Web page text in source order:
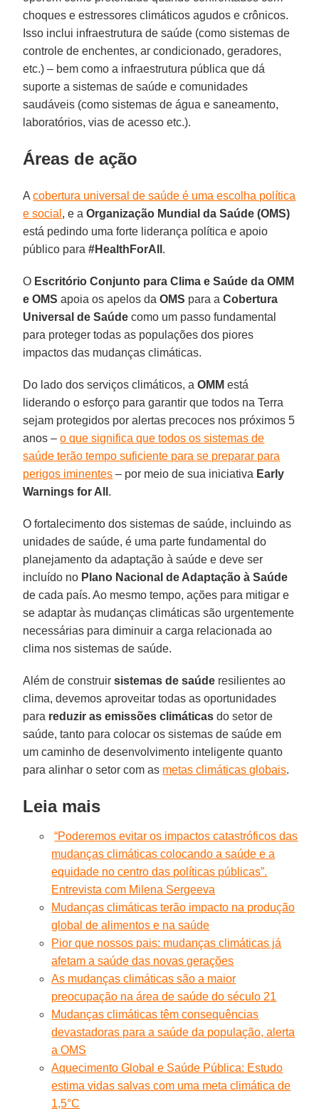
choques e estressores climáticos agudos e crônicos.
Isso inclui infraestrutura de saúde (como sistemas de
controle de enchentes, ar condicionado, geradores,
etc.) – bem como a infraestrutura pública que dá
suporte a sistemas de saúde e comunidades
saudáveis ​​(como sistemas de água e saneamento,
laboratórios, vias de acesso etc.).
Áreas de ação
Acobertura universal de saúde é uma escolha política
e social , e aOrganização Mundial da Saúde (OMS)
está pedindo uma forte liderança política e apoio
público para#HealthForAll .
O Escritório Conjunto para Clima e Saúde da OMM
e OMS apoia os apelos daOMS para aCobertura
Universal de Saúde como um passo fundamental
para proteger todas as populações dos piores
impactos das mudanças climáticas.
Do lado dos serviços climáticos, aOMM está
liderando o esforço para garantir que todos na Terra
sejam protegidos por alertas precoces nos próximos 5
anos –o que significa que todos os sistemas de
saúde terão tempo suficiente para se preparar para
perigos iminentes – por meio de sua iniciativa Early
Warnings for All .
O fortalecimento dos sistemas de saúde, incluindo as
unidades de saúde, é uma parte fundamental do
planejamento da adaptação à saúde e deve ser
incluído no Plano Nacional de Adaptação à Saúde
de cada país. Ao mesmo tempo, ações para mitigar e
se adaptar às mudanças climáticas são urgentemente
necessárias para diminuir a carga relacionada ao
clima nos sistemas de saúde.
Além de construirsistemas de saúde resilientes ao
clima, devemos aproveitar todas as oportunidades
para reduzir as emissões climáticas do setor de
saúde, tanto para colocar os sistemas de saúde em
um caminho de desenvolvimento inteligente quanto
para alinhar o setor com as metas climáticas globais.
Leia mais
“Poderemos evitar os impactos catastróficos das
mudanças climáticas colocando a saúde e a
equidade no centro das políticas públicas”.
Entrevista com Milena Sergeeva
Mudanças climáticas terão impacto na produção
global de alimentos e na saúde
Pior que nossos pais: mudanças climáticas já
afetam a saúde das novas gerações
As mudanças climáticas são a maior
preocupação na área de saúde do século 21
Mudanças climáticas têm consequências
devastadoras para a saúde da população, alerta
a OMS
Aquecimento Global e Saúde Pública: Estudo
estima vidas salvas com uma meta climática de
1,5°C